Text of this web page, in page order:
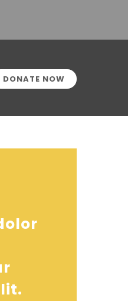
DONATE NOW